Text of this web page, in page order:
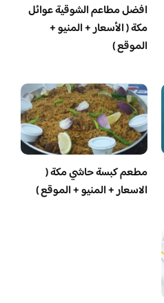
افضل مطاعم الشوقية عوائل
مكة ( الأسعار + المنيو +
الموقع )
مطعم كبسة حاشي مكة (
الاسعار + المنيو + الموقع )